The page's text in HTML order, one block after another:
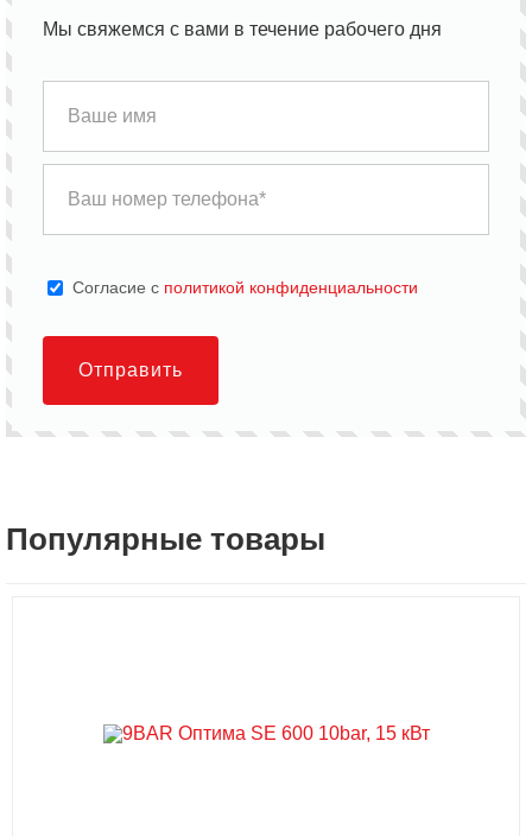
Мы свяжемся с вами в течение рабочего дня
Cогласие с политикой конфиденциальности
Отправить
Популярные товары